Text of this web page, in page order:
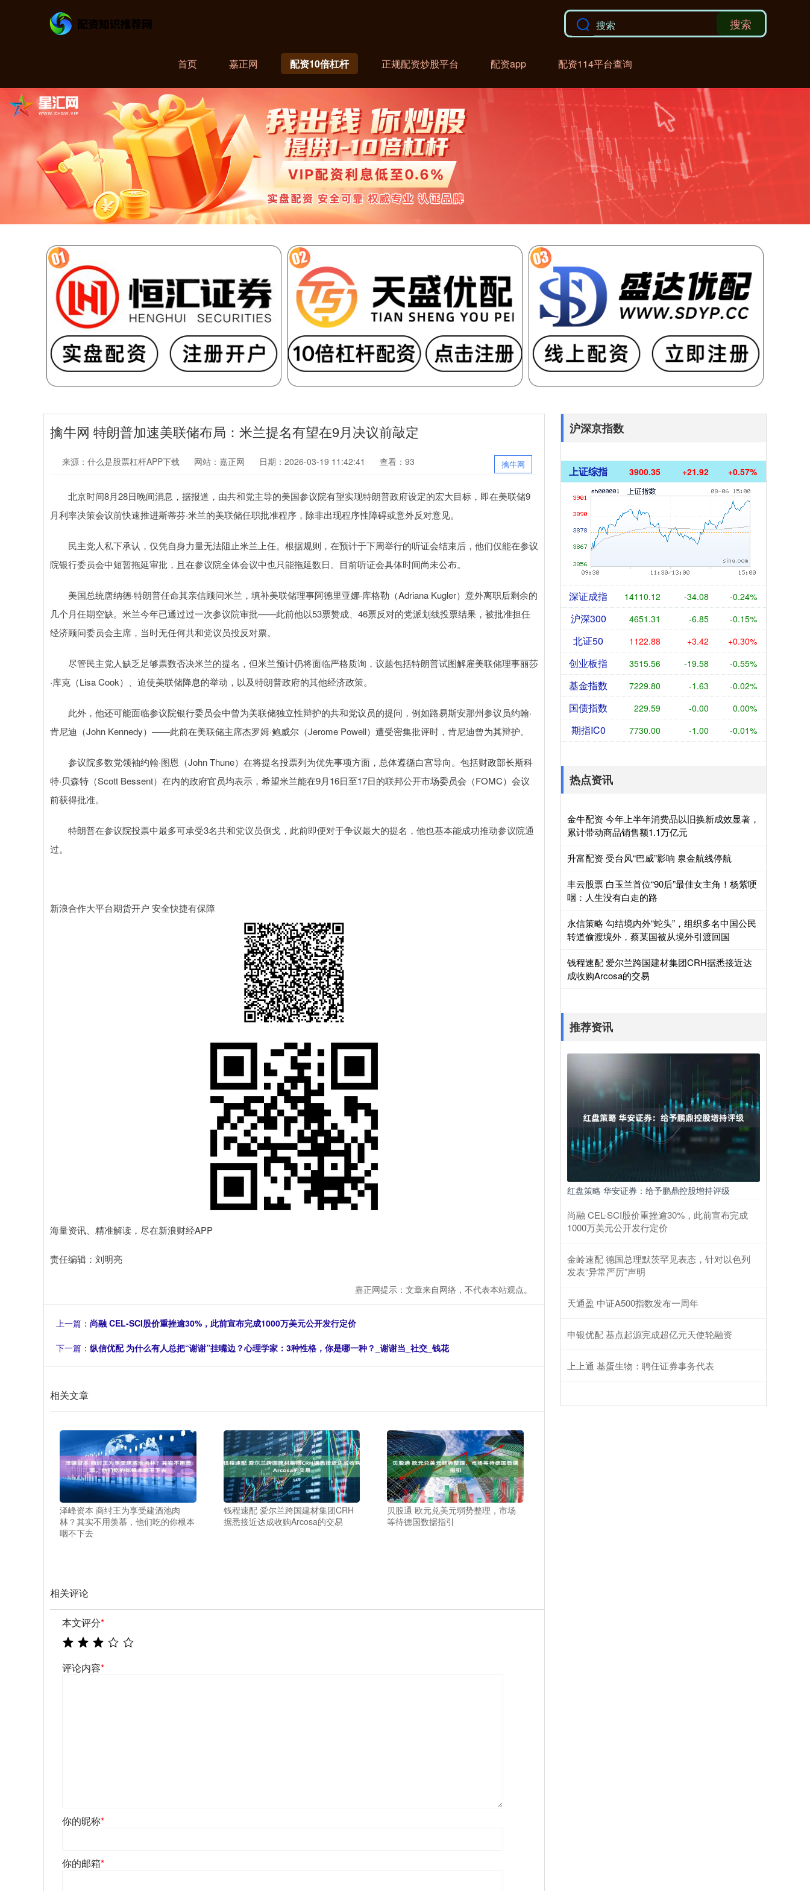
搜索
首页 嘉正网 配资10倍杠杆 正规配资炒股平台 配资app 配资114平台查询
擒牛网 特朗普加速美联储布局：米兰提名有望在9月决议前敲定
擒牛网
来源：什么是股票杠杆APP下载 网站：嘉正网 日期：2026-03-19 11:42:41 查看：93
北京时间8月28日晚间消息，据报道，由共和党主导的美国参议院有望实现特朗普政府设定的宏大目标，即在美联储9
月利率决策会议前快速推进斯蒂芬·米兰的美联储任职批准程序，除非出现程序性障碍或意外反对意见。
民主党人私下承认，仅凭自身力量无法阻止米兰上任。根据规则，在预计于下周举行的听证会结束后，他们仅能在参议
院银行委员会中短暂拖延审批，且在参议院全体会议中也只能拖延数日。目前听证会具体时间尚未公布。
美国总统唐纳德·特朗普任命其亲信顾问米兰，填补美联储理事阿德里亚娜·库格勒（Adriana Kugler）意外离职后剩余的
几个月任期空缺。米兰今年已通过过一次参议院审批——此前他以53票赞成、46票反对的党派划线投票结果，被批准担任
经济顾问委员会主席，当时无任何共和党议员投反对票。
尽管民主党人缺乏足够票数否决米兰的提名，但米兰预计仍将面临严格质询，议题包括特朗普试图解雇美联储理事丽莎
·库克（Lisa Cook）、迫使美联储降息的举动，以及特朗普政府的其他经济政策。
此外，他还可能面临参议院银行委员会中曾为美联储独立性辩护的共和党议员的提问，例如路易斯安那州参议员约翰·
肯尼迪（John Kennedy）——此前在美联储主席杰罗姆·鲍威尔（Jerome Powell）遭受密集批评时，肯尼迪曾为其辩护。
参议院多数党领袖约翰·图恩（John Thune）在将提名投票列为优先事项方面，总体遵循白宫导向。包括财政部长斯科
特·贝森特（Scott Bessent）在内的政府官员均表示，希望米兰能在9月16日至17日的联邦公开市场委员会（FOMC）会议
前获得批准。
特朗普在参议院投票中最多可承受3名共和党议员倒戈，此前即便对于争议最大的提名，他也基本能成功推动参议院通
过。
新浪合作大平台期货开户 安全快捷有保障
海量资讯、精准解读，尽在新浪财经APP
责任编辑：刘明亮
嘉正网提示：文章来自网络，不代表本站观点。
上一篇： 尚融 CEL-SCI股价重挫逾30%，此前宣布完成1000万美元公开发行定价
下一篇： 纵信优配 为什么有人总把“谢谢”挂嘴边？心理学家：3种性格，你是哪一种？_谢谢当_社交_钱花
相关文章
泽峰资本 商纣王为享受建酒池肉
林？其实不用羡慕，他们吃的你根本
咽不下去
钱程速配 爱尔兰跨国建材集团CRH
据悉接近达成收购Arcosa的交易
贝股通 欧元兑美元弱势整理，市场
等待德国数据指引
相关评论
本文评分*
评论内容*
你的昵称*
你的邮箱*
沪深京指数
上证综指 3900.35 +21.92 +0.57%
深证成指 14110.12 -34.08 -0.24%
沪深300 4651.31 -6.85 -0.15%
北证50 1122.88 +3.42 +0.30%
创业板指 3515.56 -19.58 -0.55%
基金指数 7229.80 -1.63 -0.02%
国债指数 229.59 -0.00 0.00%
期指IC0 7730.00 -1.00 -0.01%
热点资讯
金牛配资 今年上半年消费品以旧换新成效显著，
累计带动商品销售额1.1万亿元
升富配资 受台风“巴威”影响 泉金航线停航
丰云股票 白玉兰首位“90后”最佳女主角！杨紫哽
咽：人生没有白走的路
永信策略 勾结境内外“蛇头”，组织多名中国公民
转道偷渡境外，蔡某国被从境外引渡回国
钱程速配 爱尔兰跨国建材集团CRH据悉接近达
成收购Arcosa的交易
推荐资讯
红盘策略 华安证券：给予鹏鼎控股增持评级
尚融 CEL-SCI股价重挫逾30%，此前宣布完成
1000万美元公开发行定价
金岭速配 德国总理默茨罕见表态，针对以色列
发表“异常严厉”声明
天通盈 中证A500指数发布一周年
申银优配 基点起源完成超亿元天使轮融资
上上通 基蛋生物：聘任证券事务代表